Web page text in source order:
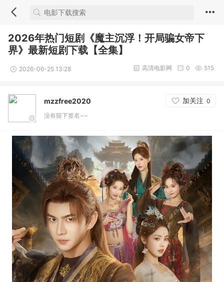
2026年热门短剧《魔主沉浮！开局骗女帝下
界》最新短剧下载【全集】
2026-06-25 13:28 515
0
高清电影网
mzzfree2020 加关注 0
没有留下签名~~